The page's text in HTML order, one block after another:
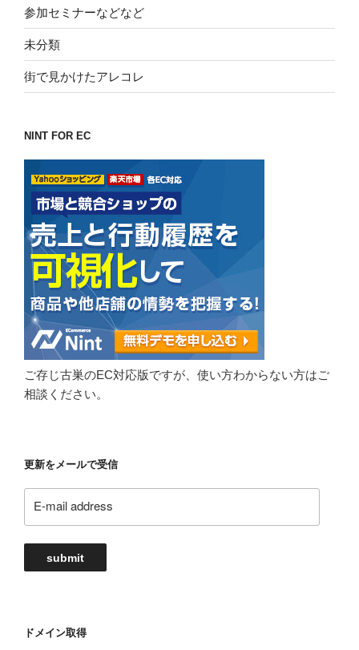
参加セミナーなどなど
未分類
街で見かけたアレコレ
NINT FOR EC
ご存じ古巣のEC対応版ですが、使い方わからない方はご
相談ください。
更新をメールで受信
submit
ドメイン取得